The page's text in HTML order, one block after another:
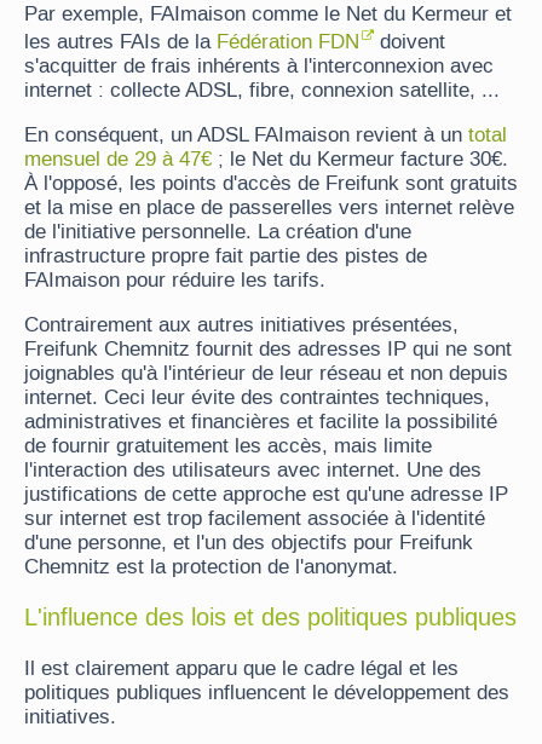
Par exemple, FAImaison comme le Net du Kermeur et
les autres FAIs de la Fédération FDN
doivent
s'acquitter de frais inhérents à l'interconnexion avec
internet : collecte ADSL, fibre, connexion satellite, ...
En conséquent, un ADSL FAImaison revient à un total
mensuel de 29 à 47€ ; le Net du Kermeur facture 30€.
À l'opposé, les points d'accès de Freifunk sont gratuits
et la mise en place de passerelles vers internet relève
de l'initiative personnelle. La création d'une
infrastructure propre fait partie des pistes de
FAImaison pour réduire les tarifs.
Contrairement aux autres initiatives présentées,
Freifunk Chemnitz fournit des adresses IP qui ne sont
joignables qu'à l'intérieur de leur réseau et non depuis
internet. Ceci leur évite des contraintes techniques,
administratives et financières et facilite la possibilité
de fournir gratuitement les accès, mais limite
l'interaction des utilisateurs avec internet. Une des
justifications de cette approche est qu'une adresse IP
sur internet est trop facilement associée à l'identité
d'une personne, et l'un des objectifs pour Freifunk
Chemnitz est la protection de l'anonymat.
L'influence des lois et des politiques publiques
Il est clairement apparu que le cadre légal et les
politiques publiques influencent le développement des
initiatives.